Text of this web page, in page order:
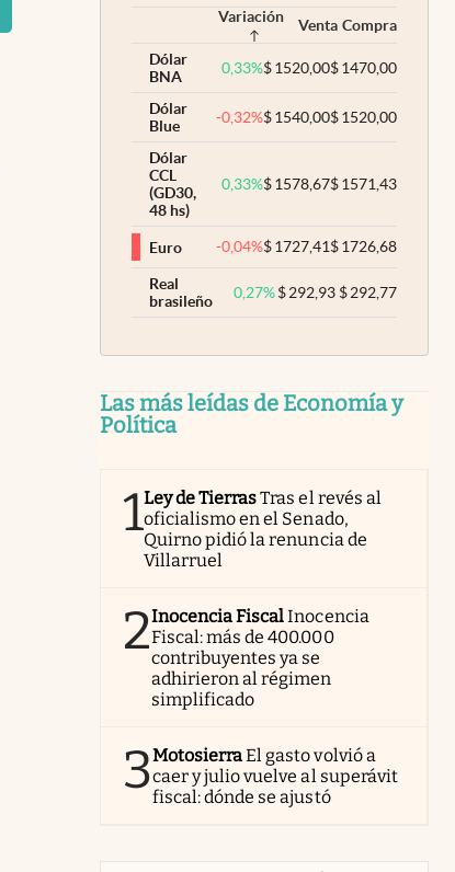
Variación Venta Compra
Dólar
BNA
0,33%$1520,00$1470,00
Dólar
Blue
-0,32%$1540,00$1520,00
Dólar
CCL
(GD30,
48 hs)
0,33%$1578,67$1571,43
Euro -0,04%$1727,41$1726,68
Real
brasileño
0,27% $292,93 $292,77
Las más leídas de Economía y
Política
1Ley de TierrasTras el revés al
oficialismo en el Senado,
Quirno pidió la renuncia de
Villarruel
2Inocencia FiscalInocencia
Fiscal: más de 400.000
contribuyentes ya se
adhirieron al régimen
simplificado
3MotosierraEl gasto volvió a
caer y julio vuelve al superávit
fiscal: dónde se ajustó